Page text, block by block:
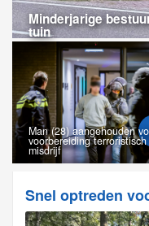
Minderjarige
tuin
Man (28) aangehouden
voorbereiding terroristisch
misdrijf
Snel optreden